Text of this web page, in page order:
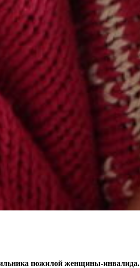
пожилой женщины-инвалида.